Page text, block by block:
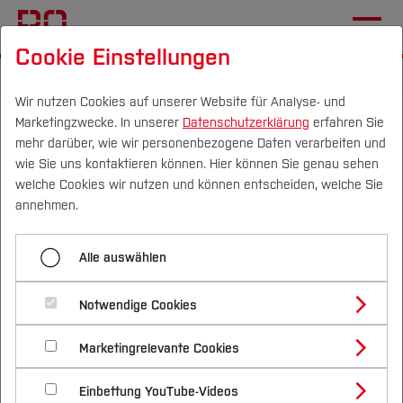
Campus Personen DE|EN Quicklinks
Studium
Studienangebote
Bachelorstudiengänge
Masterstudiengänge
Vor dem Studium
Bewerben & Einschreiben
Bewerbungsportal
Im Studium
Studienbüros und Prüfungen
Nach dem Studium
Forschung & Transfer
Profil
Forschungs- und Transferprofil
Schwerpunkte (FuT)
Beratung & Förderung
Nachhaltigkeit
Nachhaltigkeit studieren
International
Aktuelle Informationen zum
Studierendenportal
Informationen für Studierende
Das Studierendenportal steht Ihnen nun in neuer
modernerer Ansicht sowie mit einer
komfortableren Funktionalität wieder zur
Verfügung:
Cookie Einstellungen
Wir nutzen Cookies auf unserer Website für Analyse- und
Marketingzwecke. In unserer Datenschutzerklärung erfahren Sie
mehr darüber, wie wir personenbezogene Daten verarbeiten und
wie Sie uns kontaktieren können. Hier können Sie genau sehen
welche Cookies wir nutzen und können entscheiden, welche Sie
annehmen.
Alle auswählen
Notwendige Cookies
Marketingrelevante Cookies
Einbettung YouTube-Videos